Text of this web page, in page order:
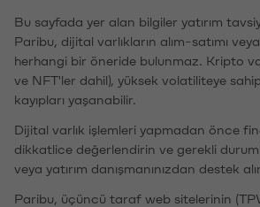
Bu sayfada yer alan bilgiler yatırım
Paribu, dijital varlıkların alım-satımı
herhangi bir öneride bulunmaz. Kripto
ve NFT'ler dahil), yüksek volatiliteye
kayıpları yaşanabilir.
Dijital varlık işlemleri yapmadan önce
dikkatlice değerlendirin ve gerekli
veya yatırım danışmanınızdan destek
Paribu, üçüncü taraf web sitelerinin